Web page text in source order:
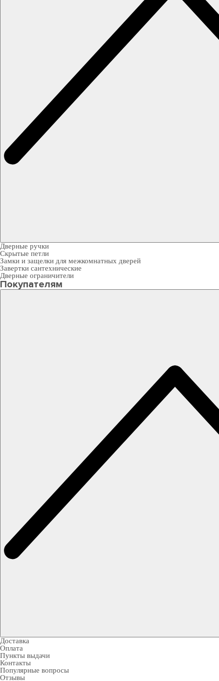
Дверные ручки
Скрытые петли
Замки и защелки для межкомнатных дверей
Завертки сантехнические
Дверные ограничители
Покупателям
Доставка
Оплата
Пункты выдачи
Контакты
Популярные вопросы
Отзывы